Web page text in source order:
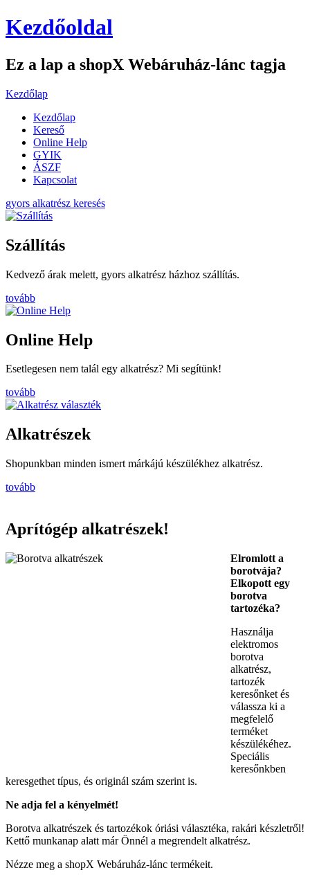
Kezdőoldal
Ez a lap a shopX Webáruház-lánc tagja
Kezdőlap
Kezdőlap
Kereső
Online Help
GYIK
ÁSZF
Kapcsolat
gyors alkatrész keresés
Szállítás
Kedvező árak melett, gyors alkatrész házhoz szállítás.
tovább
Online Help
Esetlegesen nem talál egy alkatrész? Mi segítünk!
tovább
Alkatrészek
Shopunkban minden ismert márkájú készülékhez alkatrész.
tovább
Aprítógép alkatrészek!
Elromlott a
borotvája?
Elkopott egy
borotva
tartozéka?
Használja
elektromos
borotva
alkatrész,
tartozék
keresőnket és
válassza ki a
megfelelő
terméket
készülékéhez.
Speciális
keresőnkben
keresgethet típus, és originál szám szerint is.
Ne adja fel a kényelmét!
Borotva alkatrészek és tartozékok óriási választéka, rakári készletről!
Kettő munkanap alatt már Önnél a megrendelt alkatrész.
Nézze meg a shopX Webáruház-lánc termékeit.